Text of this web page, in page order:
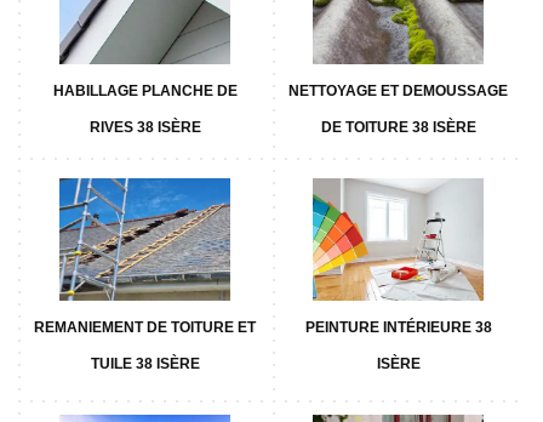
HABILLAGE PLANCHE DE
RIVES 38 ISÈRE
NETTOYAGE ET DEMOUSSAGE
DE TOITURE 38 ISÈRE
REMANIEMENT DE TOITURE ET
TUILE 38 ISÈRE
PEINTURE INTÉRIEURE 38
ISÈRE